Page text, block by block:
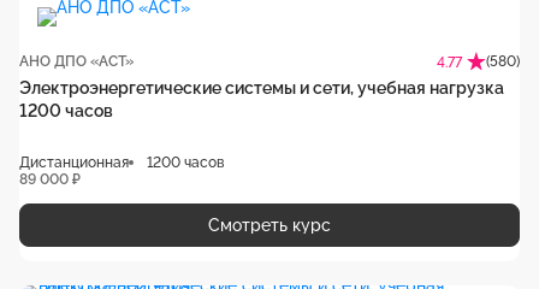
АНО ДПО «АСТ» 4.77 (580)
Электроэнергетические системы и сети, учебная нагрузка
1200 часов
Дистанционная
1200 часов
89 000 ₽
Смотреть курс